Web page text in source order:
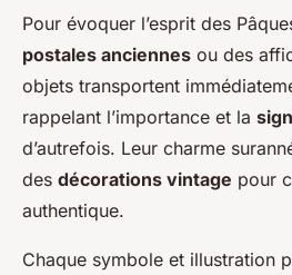
Pour évoquer l’esprit des
postales anciennes ou des
objets transportent
rappelant l’importance et la
d’autrefois. Leur charme
des décorations vintage pour
authentique.
Chaque symbole et illustration